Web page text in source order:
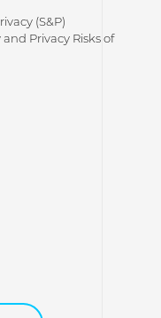
(S&P)
Privacy Risks of